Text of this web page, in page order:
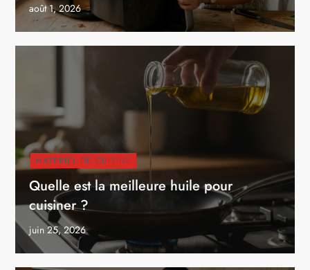
août 1, 2026
MATÉRIEL DE CUISINE
Quelle est la meilleure huile pour
cuisiner ?
juin 25, 2026